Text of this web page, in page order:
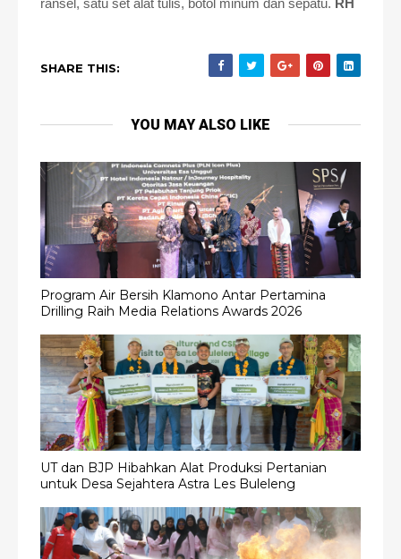
ransel, satu set alat tulis, botol minum dan sepatu. RH
SHARE THIS:
YOU MAY ALSO LIKE
Program Air Bersih Klamono Antar Pertamina
Drilling Raih Media Relations Awards 2026
UT dan BJP Hibahkan Alat Produksi Pertanian
untuk Desa Sejahtera Astra Les Buleleng